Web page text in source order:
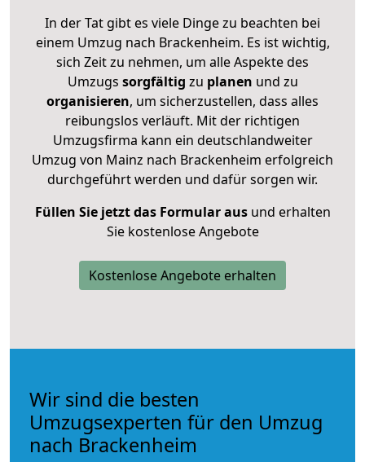
In der Tat gibt es viele Dinge zu beachten bei
einem Umzug nach Brackenheim. Es ist wichtig,
sich Zeit zu nehmen, um alle Aspekte des
Umzugs sorgfältig zu planen und zu
organisieren, um sicherzustellen, dass alles
reibungslos verläuft. Mit der richtigen
Umzugsfirma kann ein deutschlandweiter
Umzug von Mainz nach Brackenheim erfolgreich
durchgeführt werden und dafür sorgen wir.
Füllen Sie jetzt das Formular ausund erhalten
Sie kostenlose Angebote
Kostenlose Angebote erhalten
Wir sind die besten
Umzugsexperten für den Umzug
nach Brackenheim